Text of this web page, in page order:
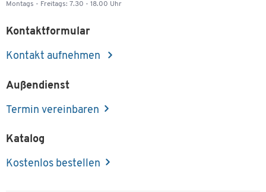
Montags - Freitags: 7.30 - 18.00 Uhr
Kontaktformular
Kontakt aufnehmen
Außendienst
Termin vereinbaren
Katalog
Kostenlos bestellen